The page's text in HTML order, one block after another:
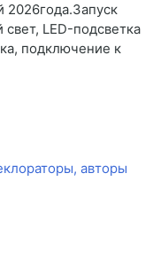
2026года.Запуск
LED-подсветка
подключение к